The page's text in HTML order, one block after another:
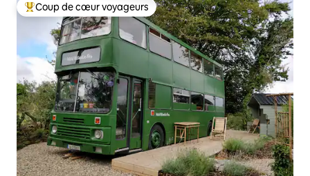
Coups de cœur voyageurs les plus appréciés
Coup de cœur voyageurs